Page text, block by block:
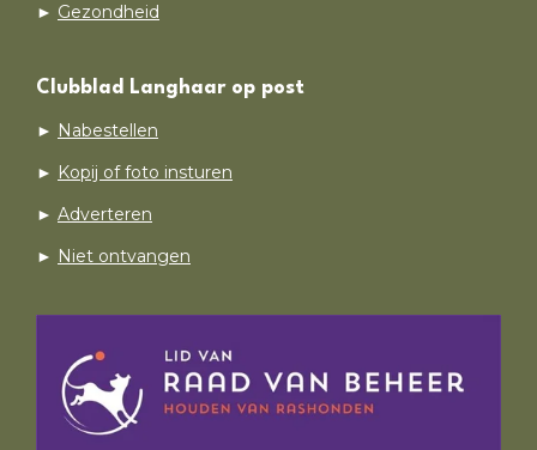
► Gezondheid
Clubblad Langhaar op post
► Nabestellen
► Kopij of foto insturen
► Adverteren
► Niet ontvangen